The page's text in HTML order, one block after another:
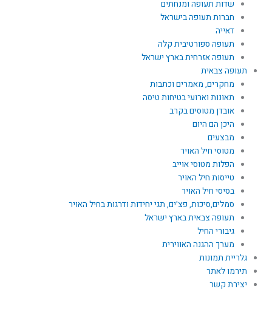
שדות תעופה ומנחתים
חברות תעופה בישראל
דאייה
תעופה ספורטיבית קלה
תעופה אזרחית בארץ ישראל
תעופה צבאית
מחקרים, מאמרים וכתבות
תאונות וארועי בטיחות טיסה
אובדן מטוסים בקרב
היכן הם היום
מבצעים
מטוסי חיל האויר
הפלות מטוסי אוייב
טייסות חיל האויר
בסיסי חיל האויר
סמלים,סיכות, פצ'ים, תגי יחידות ודרגות בחיל האויר
תעופה צבאית בארץ ישראל
גיבורי החיל
מערך ההגנה האווירית
גלריית תמונות
תירמו לאתר
יצירת קשר